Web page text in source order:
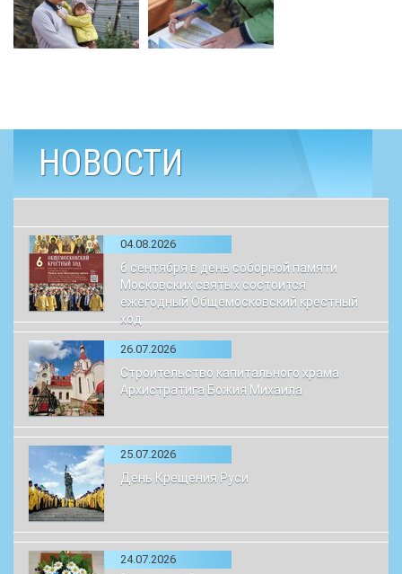
НОВОСТИ
04.08.2026
6 сентября в день соборной памяти
Московских святых состоится
ежегодный Общемосковский крестный
ход
26.07.2026
Строительство капитального храма
Архистратига Божия Михаила
25.07.2026
День Крещения Руси
24.07.2026